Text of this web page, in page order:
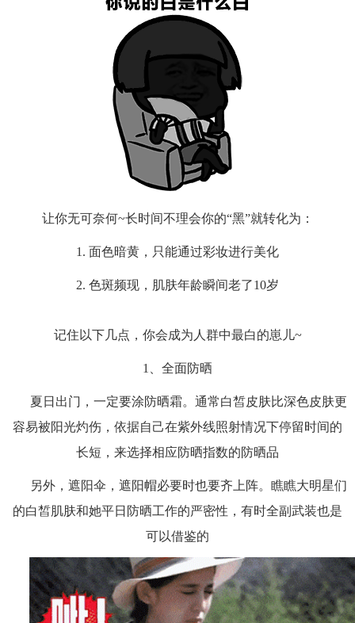
让你无可奈何~长时间不理会你的“黑”就转化为：
1. 面色暗黄，只能通过彩妆进行美化
2. 色斑频现，肌肤年龄瞬间老了10岁
记住以下几点，你会成为人群中最白的崽儿~
1、全面防晒
夏日出门，一定要涂防晒霜。通常白皙皮肤比深色皮肤更
容易被阳光灼伤，依据自己在紫外线照射情况下停留时间的
长短，来选择相应防晒指数的防晒品
另外，遮阳伞，遮阳帽必要时也要齐上阵。瞧瞧大明星们
的白皙肌肤和她平日防晒工作的严密性，有时全副武装也是
可以借鉴的